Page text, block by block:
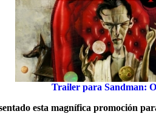
Trailer para Sandman:
esta magnífica promoción